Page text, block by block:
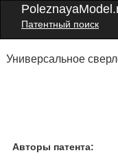
Патентный поиск
Универсальное
Авторы патента: